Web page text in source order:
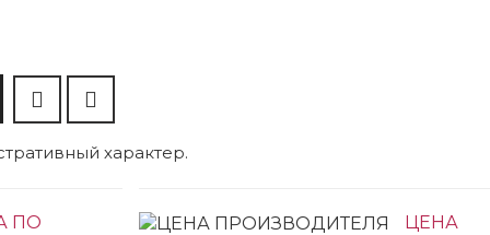
характер.
ПО
ЦЕНА